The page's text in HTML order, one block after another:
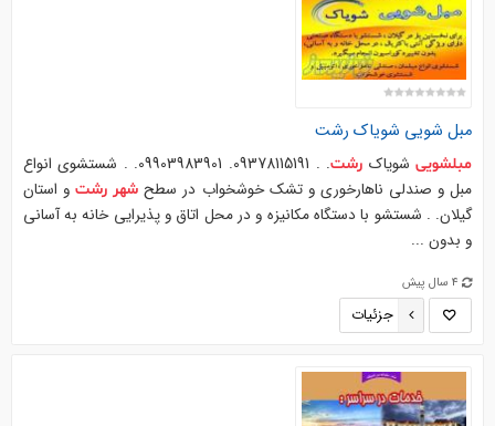
مبل شویی شویاک رشت
مبلشوییشویاک رشت
. . 09378115191. 09903983901. . شستشوی انواع
مبل و صندلی ناهارخوری و تشک خوشخواب در سطح شهر رشت و استان
گیلان. . شستشو با دستگاه مکانیزه و در محل اتاق و پذیرایی خانه به آسانی
و بدون ...
4 سال پیش
جزئیات